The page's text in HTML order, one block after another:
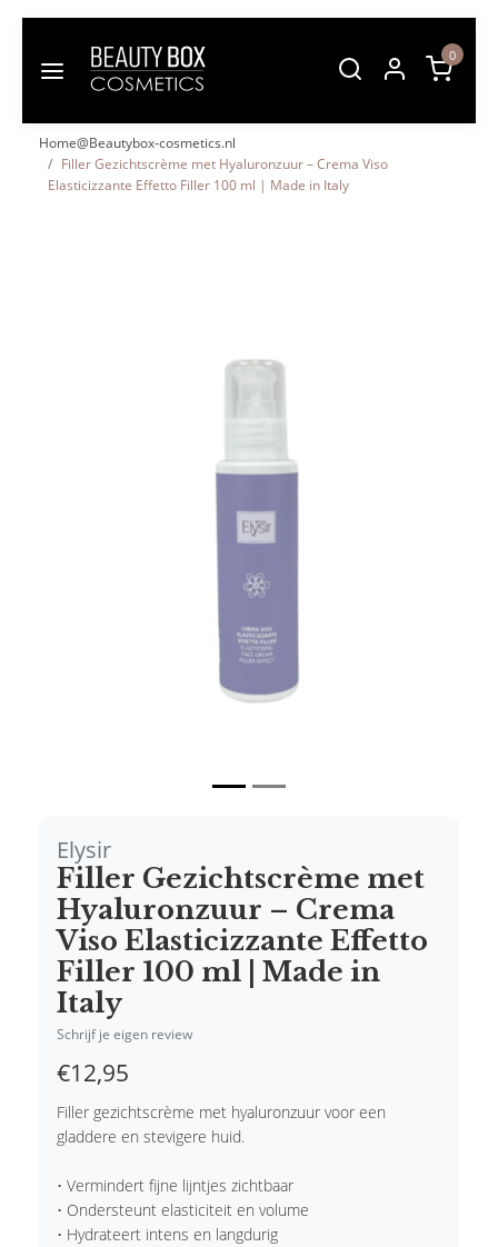
0
Home@Beautybox-cosmetics.nl
Filler Gezichtscrème met Hyaluronzuur – Crema Viso
Elasticizzante Effetto Filler 100 ml | Made in Italy
Elysir
Filler Gezichtscrème met
Hyaluronzuur – Crema
Viso Elasticizzante Effetto
Filler 100 ml | Made in
Italy
Schrijf je eigen review
€12,95
Filler gezichtscrème met hyaluronzuur voor een
gladdere en stevigere huid.
• Vermindert fijne lijntjes zichtbaar
• Ondersteunt elasticiteit en volume
• Hydrateert intens en langdurig